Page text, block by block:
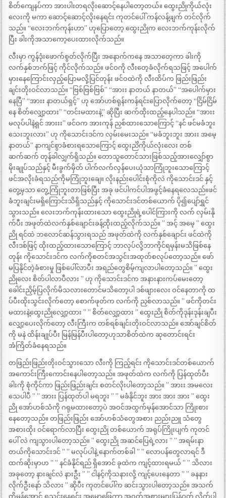
စိတ်ကျေနပ်ကာ အားပါးတရလိုးဆောင့်နေပါတော့တယ်။ ထွေးညိုကိုယ်လုံး
လေးကို မကာ ဆောင့်ဆောင့်လိုးနေရင်း ကုတင်ပေါ် ကန်လန့်ဖျက် တင်လိုက်
သည်။ “လေးဘက်ကုန်းဟာ” ဟုပြောတော့ ထွေးညိုက လေးဘက်ကုန်းလိုက်
ပြီး ခါးကိုအသာကော့ပေးထားလိုက်သည်။
လီးမှာ ကွန်ဒုံးဖောက်စွတ်လိုက်ပြီး အနောက်ကနေ အသာတေ့ကာ ခါးကို
လက်နှစ်ဘက်ဖြင့် ကိုင်လိုက်သည်။ ဖင်ဝကို လီးတေ့ခံလိုက်ရသဖြင့် အပေါက်
မှားနေကြောင်းလှည့်ပြောမလို့ပြင်တုန်း ဖင်ဝထဲကို လီးထိပ်က ဖြည်းဖြည်း
ချင်းတိုးဝင်လာသည်။ “ဗြစ်ဗြစ်ဗြစ်” “အားး နာတယ် နာတယ်” “အပေါက်မှား
နေပြီ” “အားး နာတယ်ရှင့်” ဟု အော်ဟစ်ရုန်းကန်ရင်းပြောလိုက်တော့ “ငြိမ်ငြိမ်
နေ စိတ်လျှော့ထား” “တင်းမထားနဲ့” ဆိုပြီး ဆက်ထိုးထည့်နေပါသည်။ “အားး
မလုပ်ပါနဲ့ရှင် အားးး” ဖင်ဝက အားကုန် ညှစ်ထားသောကြောင့် “နင် ဖင်မခံဘူး
သေးဘူးလား” ဟု ကိုသောင်းဒင်က လှမ်းမေးသည်။ “မခံဘူးဘူး အားး အမေ့
နာတယ်” နာကျင်စွာခံစားရသောကြောင့် ထွေးညိဲကိုယ်လုံးလေး တစ်
ဆက်ဆက် တုန်ခါလျှက်ရှိသည်။ တောသူတောင်သားဖြစ်သည့်အားလျှော်စွာ
မိုးချုပ်သည်နှင့် မီးခွက်မှိတ် ပါက်လက်လှန်ပေးယုံသာကြုံဘူးသောကြောင့်
ဖင်အလိုးခံရသည်ကိုမကြုံဘူးချေ။ လိုးနည်းပေါင်းစုံကိုလဲ ကိုသောင်းဒင် နှင့်
တွေ့မှသာ တွေ့ကြုံဘူးတာဖြစ်ပြီး အခု ဖင်ပါကင်ပါအဖွင့်ခံနေရလေသည်။ဖင်
ခံဘူးချင်းမရှိကြောင်းသိရှိသည်နှင့် ကိုသောင်းဒင်တစ်ယောက် ပို၍ပျော်ရွှင်
သွားသည်။ လေးဘက်ကုန်းထားသော ထွေးညိုရဲ့ပေါင်ကြားကို လက် လှမ်းနို
က်ပီး အဖုတ်ထဲလက်နှစ်ချောင်းခန့်ထိုးထည့်လိုက်သည်။ ” အင့် အမေ့ ” ထွေး
ညို ရင်ထဲ ဘလောင်ဆန်သွားရသည် အဖုတ်ထဲကို လက်နှစ်ချောင်း ဖင်ထဲကို
လီးဒစ်ဖြင့် ထိုးထည့်ထားသောကြောင့် ဘာလုပ်လို့ဘာကိုင်ရမှန်းမသိဖြစ်နေ
တုန်း ကိုသောင်းဒင်က လက်ကိုစတင်အသွင်းအထုတ်စလုပ်တော့သည်။ ဖော်
မပြနိုင်တဲ့ခံစားမှု ဖြစ်ပေါ်လာပီး အရည်တွေစိမ့်ကျလာပါတော့သည်။ ” ထွေး
ညိုလေး စိတ်ပါလာပီလား ” ဟု ကိုသောင်းဒင်က အနားနားကပ်မေးတော့
ခေါင်းညှိမ့်ပြလိုက်မိသလားတောင်မသိတော့ပါ ဒစ်ဖျားလေး ဝင်နေတာကို ထ
ပ်ပီးထိုးသွင်းလိုက်တော့ စောက်ဖုတ်က လက်ကို ညှစ်လာသည်။ ” ဖင်ကိုတင်း
မထားနဲ့ထွေးညိုလျှော့ထား ” ” စိတ်လျှော့ထား ” ထွေးညို စိတ်ကိုဒုန်းဒုန်းချပီး
လျှော့ပေးလိုက်တော့ လီးကြီးက တစ်ရစ်ချင်းတိုးဝင်လာသည်။ အော်ချင်စိတ်
ကို မနဲ ထိန်းချုပ်ပီး မြန်မြန်ပီးပါတော့ဟုသာစိတ်ထဲက ဆုတောင်းရင်း
အံကြိတ်ခံနေရသည်။
တဖြည်းဖြည်းတိုးဝင်သွားသော လီးကို ကြည့်ရင်း ကိုသောင်းဒင်တစ်ယောက်
အကောင်းကြီးကောင်းနေပါတော့သည်။ အဖုတ်ထဲက လက်ကို ပြန်ထုတ်ပီး
ခါးကို စုံကိုင်ကာ ဖြည်းဖြည်းချင်း စတင်လိုးပါတော့သည်။ ” အားး အမလေး
သေပါပီ ” ” အားး ပြန်ထုတ်ပါ မရဘူး ” ” မခံနိုင်ဘူး အား အား အား ” ထွေး
ညို အော်ဟစ်သံကို ဂရုမထားတော့ပဲ အဝင်အထွက်မှန်အောင်သာ ကြိုးစား
နေတော့သည်။ တဖြည်းဖြည်း အော်ဟစ်သံတွေအစား ညည်းညူ သံတွေ
အစားထိုး ဝင်ရောက်လာပြီး ထွေးညို တစ်ယောက် အရုပ်ကြိုးပျက် ကုတင်
ပေါ် လဲ ကျသွားပါတော့သည်။ ” ထွေးညို အဆင်ပြေရဲ့လား ” ” အရမ်းနာ
တယ်ကိုသောင်းဒင် ” ” မလုပ်ပါနဲ့ နောက်တစ်ခါ ” ” လောပန်တွေလာရင် ဒီ
ထက်ဆိုးမှာဟ ” ” နင်ခံနိုင်ရည် ရှိအောင် ခုထဲက ကျင့်ထားရမယ် ” ” သိလား
အခုတော့ နားချင်လဲ နားဦး ” ” ငါနင့်ကိုသနားလို့ ကျင့်ပေးနေတာ ” ” ခနနား
လိုက်ဦးနော် သိလား ” ဆိုပီး ကုတင်ပေါ်က ဆင်းသွားပါတော့သည်။ အသက်
ကိုမှန်အောင် ရှုသွင်းနေရင်း အမောဖြေကာ အဝတ်အစားများပြန်ဝတ် လိုက်ပါ